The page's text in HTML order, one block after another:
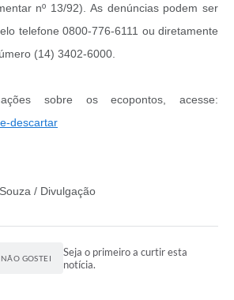
nº 13/92). As denúncias podem ser
telefone 0800-776-6111 ou diretamente
(14) 3402-6000.
sobre os ecopontos, acesse:
descartar
/ Divulgação
NÃO GOSTEI
Seja o primeiro a curtir esta
notícia.